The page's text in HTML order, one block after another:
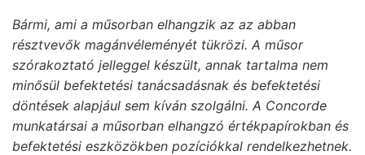
Bármi, ami a műsorban elhangzik az az abban
résztvevők magánvéleményét tükrözi. A műsor
szórakoztató jelleggel készült, annak tartalma nem
minősül befektetési tanácsadásnak és befektetési
döntések alapjául sem kíván szolgálni. A Concorde
munkatársai a műsorban elhangzó értékpapírokban és
befektetési eszközökben pozíciókkal rendelkezhetnek.